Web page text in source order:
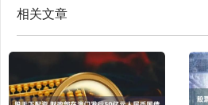
相关文章